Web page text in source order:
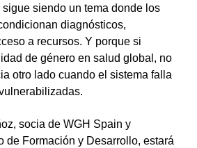
siendo un tema donde los
diagnósticos,
a recursos. Y porque si
de género en salud global, no
otro lado cuando el sistema falla
socia de WGH Spain y
de Formación y Desarrollo, estará